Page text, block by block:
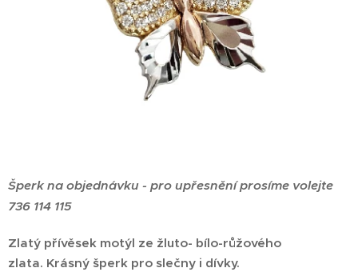
Šperk na objednávku - pro upřesnění prosíme volejte
736 114 115
Zlatý přívěsek motýl ze žluto- bílo-růžového
zlata. Krásný šperk pro slečny i dívky.